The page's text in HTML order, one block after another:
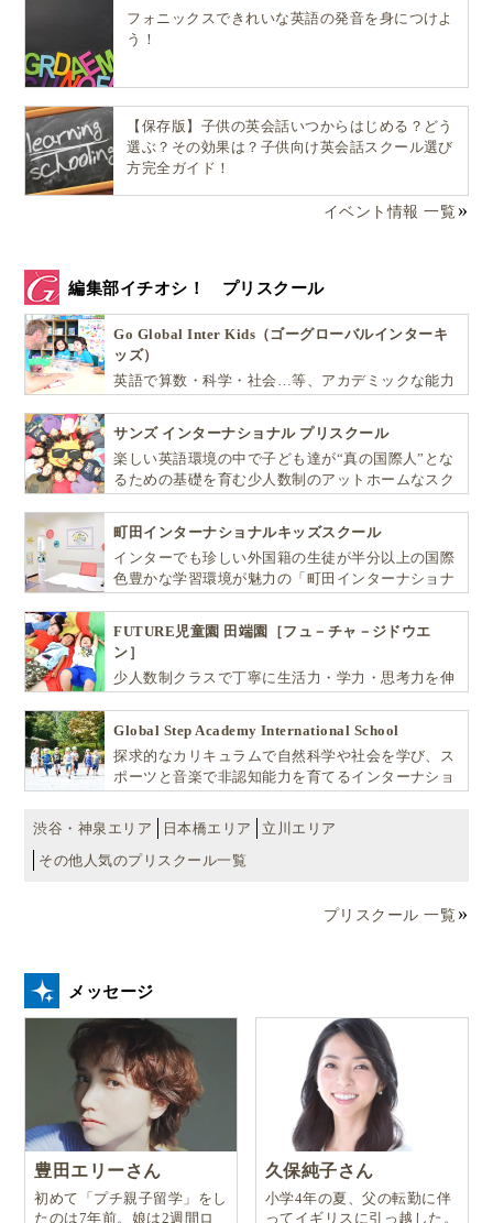
フォニックスできれいな英語の発音を身につけよ
う！
【保存版】子供の英会話いつからはじめる？どう
選ぶ？その効果は？子供向け英会話スクール選び
方完全ガイド！
イベント情報 一覧
編集部イチオシ！ プリスクール
Go Global Inter Kids（ゴーグローバルインターキ
ッズ）
英語で算数・科学・社会…等、アカデミックな能力
を育む少人数制のプリスクールです。
サンズ インターナショナル プリスクール
楽しい英語環境の中で子ども達が“真の国際人”とな
るための基礎を育む少人数制のアットホームなスク
町田インターナショナルキッズスクール
インターでも珍しい外国籍の生徒が半分以上の国際
色豊かな学習環境が魅力の「町田インターナショナ
FUTURE児童園 田端園［フュ－チャ－ジドウエ
ン］
少人数制クラスで丁寧に生活力・学力・思考力を伸
Global Step Academy International School
探求的なカリキュラムで自然科学や社会を学び、ス
ポーツと音楽で非認知能力を育てるインターナショ
渋谷・神泉エリア
日本橋エリア
立川エリア
その他人気のプリスクール一覧
プリスクール 一覧
メッセージ
豊田エリーさん
初めて「プチ親子留学」をし
たのは7年前。娘は2週間ロ
久保純子さん
小学4年の夏、父の転勤に伴
ってイギリスに引っ越した。